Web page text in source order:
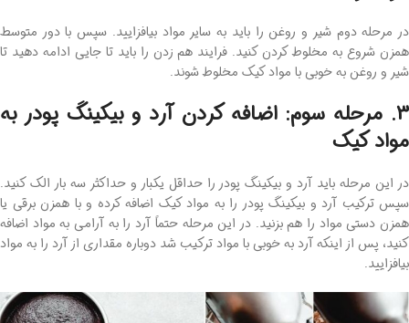
در مرحله دوم شیر و روغن را باید به سایر مواد بیافزایید. سپس با دور متوسط
همزن شروع به مخلوط کردن کنید. فرایند هم زدن را باید تا جایی ادامه دهید تا
شیر و روغن به ‌خوبی با مواد کیک مخلوط شوند.
3. مرحله سوم: اضافه کردن آرد و بیکینگ پودر به
مواد کیک
در این مرحله باید آرد و بیکینگ پودر را حداقل یکبار و حداکثر سه بار الک کنید.
سپس ترکیب آرد و بیکینگ پودر را به مواد کیک اضافه کرده و با همزن برقی یا
همزن دستی مواد را هم بزنید. در این مرحله حتماً آرد را به ‌آرامی به مواد اضافه
کنید، پس از اینکه آرد به‌ خوبی با مواد ترکیب شد دوباره مقداری از آرد را به مواد
بیافزایید.